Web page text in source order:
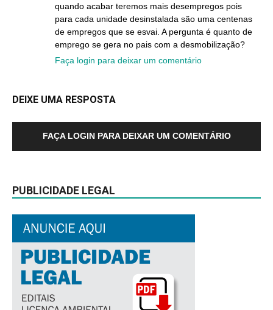
quando acabar teremos mais desempregos pois
para cada unidade desinstalada são uma centenas
de empregos que se esvai. A pergunta é quanto de
emprego se gera no pais com a desmobilização?
Faça login para deixar um comentário
DEIXE UMA RESPOSTA
FAÇA LOGIN PARA DEIXAR UM COMENTÁRIO
PUBLICIDADE LEGAL